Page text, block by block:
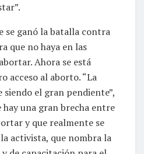
se ganó la batalla contra
que no haya en las
Ahora se está
acceso al aborto. “La
el gran pendiente”,
hay una gran brecha entre
y que realmente se
activista, que nombra la